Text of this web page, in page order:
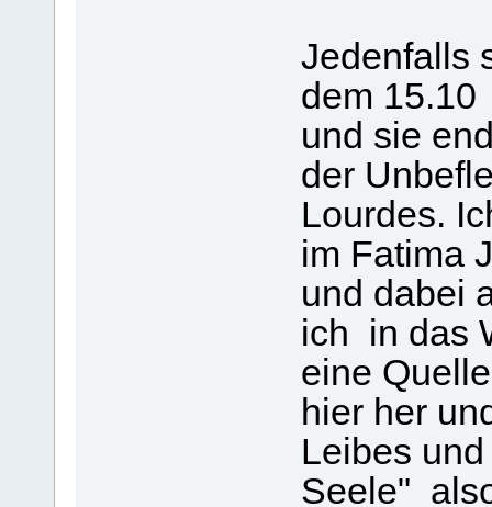
Jedenfalls
dem
und sie
der
Lourdes.
im Fatima
und dabei
ich in das
eine
hier her
Leibes
Seele"